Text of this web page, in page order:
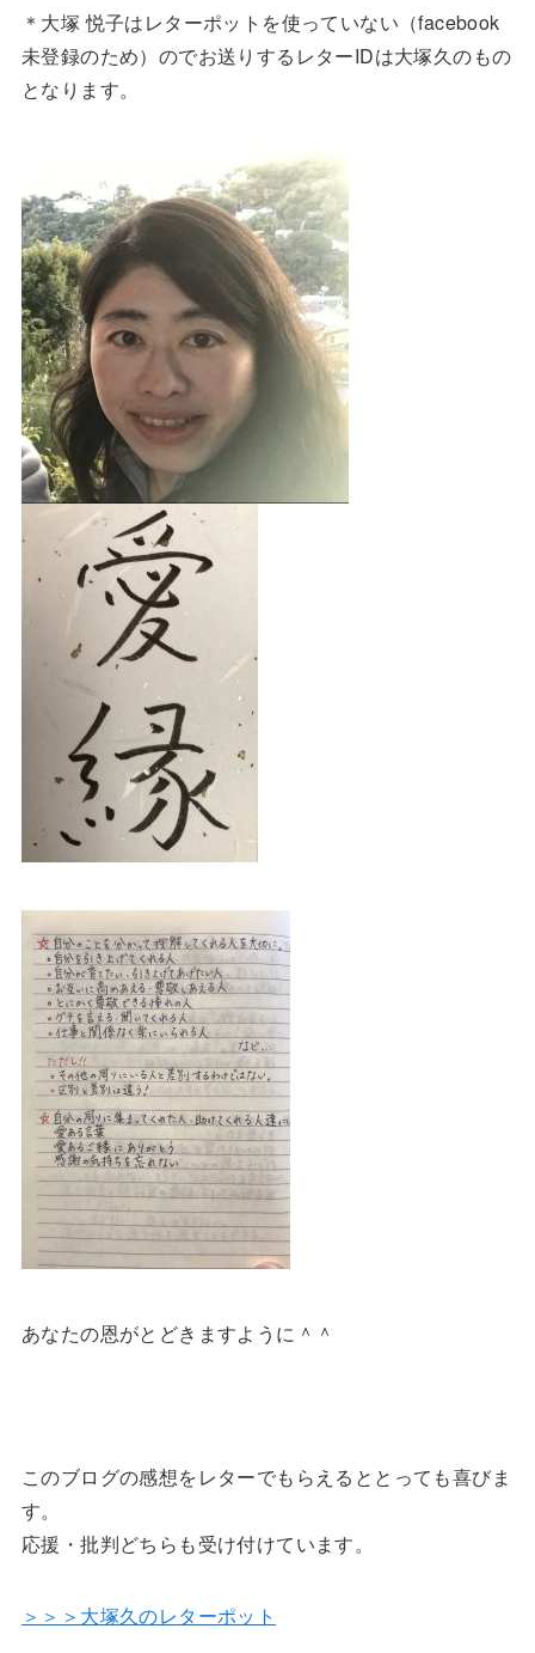
＊大塚 悦子はレターポットを使っていない（facebook
未登録のため）のでお送りするレターIDは大塚久のもの
となります。
あなたの恩がとどきますように＾＾
このブログの感想をレターでもらえるととっても喜びま
す。
応援・批判どちらも受け付けています。
＞＞＞大塚久のレターポット